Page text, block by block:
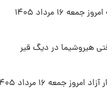
قیمت طلا و سکه امروز جمعه ۱۶ مرداد ۱۴۰۵
هیروشیما در دیگ قیر
جمعه ۱۶ مرداد ۱۴۰۵